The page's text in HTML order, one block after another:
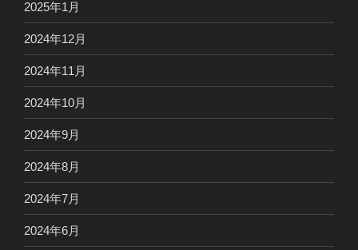
2025年1月
2024年12月
2024年11月
2024年10月
2024年9月
2024年8月
2024年7月
2024年6月